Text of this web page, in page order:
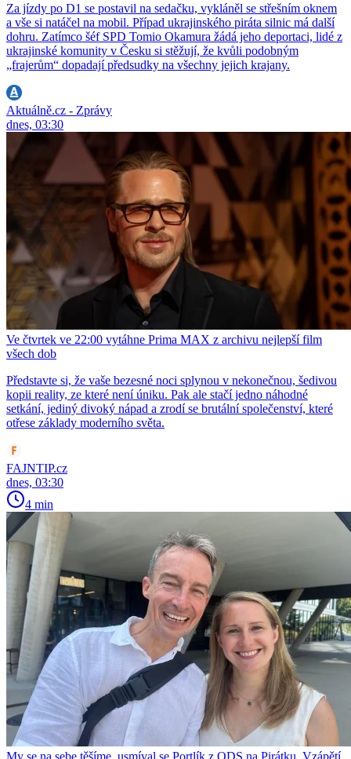
Za jízdy po D1 se postavil na sedačku, vykláněl se střešním oknem
a vše si natáčel na mobil. Případ ukrajinského piráta silnic má další
dohru. Zatímco šéf SPD Tomio Okamura žádá jeho deportaci, lidé z
ukrajinské komunity v Česku si stěžují, že kvůli podobným
„frajerům“ dopadají předsudky na všechny jejich krajany.
Aktuálně.cz - Zprávy
dnes, 03:30
Ve čtvrtek ve 22:00 vytáhne Prima MAX z archivu nejlepší film
všech dob
Představte si, že vaše bezesné noci splynou v nekonečnou, šedivou
kopii reality, ze které není úniku. Pak ale stačí jedno náhodné
setkání, jediný divoký nápad a zrodí se brutální společenství, které
otřese základy moderního světa.
FAJNTIP.cz
dnes, 03:30
4 min
My se na sebe těšíme, usmíval se Portlík z ODS na Pirátku. Vzápětí